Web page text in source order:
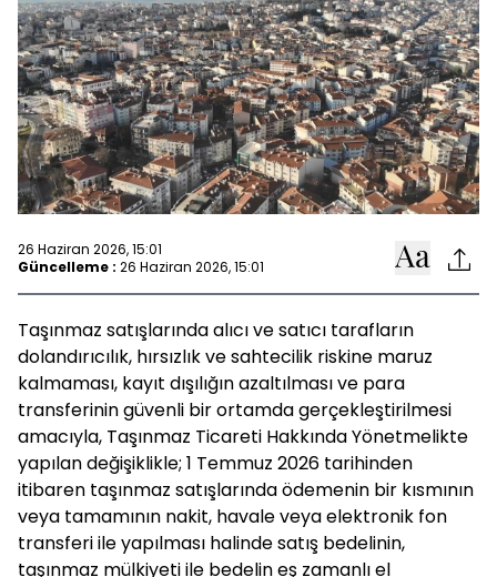
26 Haziran 2026, 15:01
Güncelleme : 26 Haziran 2026, 15:01
Taşınmaz satışlarında alıcı ve satıcı tarafların
dolandırıcılık, hırsızlık ve sahtecilik riskine maruz
kalmaması, kayıt dışılığın azaltılması ve para
transferinin güvenli bir ortamda gerçekleştirilmesi
amacıyla, Taşınmaz Ticareti Hakkında Yönetmelikte
yapılan değişiklikle; 1 Temmuz 2026 tarihinden
itibaren taşınmaz satışlarında ödemenin bir kısmının
veya tamamının nakit, havale veya elektronik fon
transferi ile yapılması halinde satış bedelinin,
taşınmaz mülkiyeti ile bedelin eş zamanlı el